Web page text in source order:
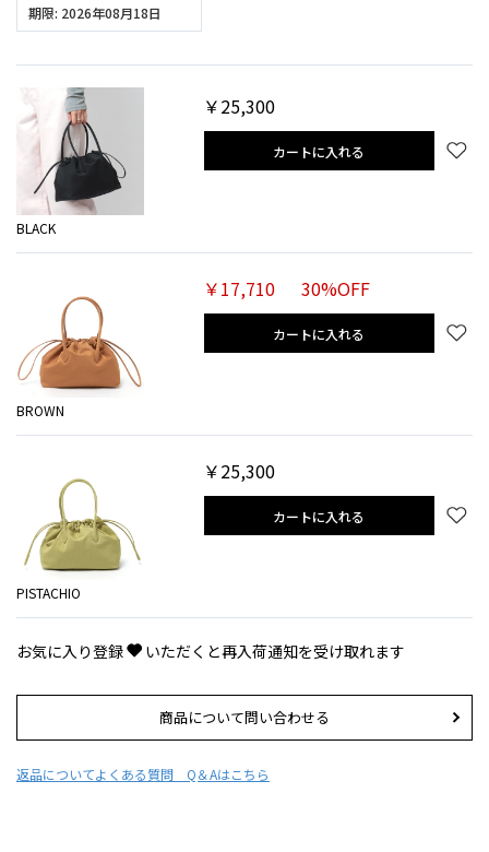
期限: 2026年08月18日
BLACK
￥25,300
カートに入れる
BROWN
￥17,710 30%OFF
カートに入れる
PISTACHIO
￥25,300
カートに入れる
お気に入り登録 いただくと再入荷通知を受け取れます
商品について問い合わせる
返品についてよくある質問 Q＆Aはこちら